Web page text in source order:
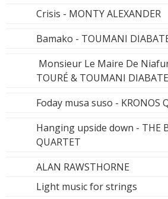
Crisis - MONTY ALEXANDER
Bamako - TOUMANI
Monsieur Le Maire De
TOURÉ & TOUMANI DIABATE
Foday musa suso - KRONOS
Hanging upside down - THE
QUARTET
ALAN RAWSTHORNE
Light music for strings